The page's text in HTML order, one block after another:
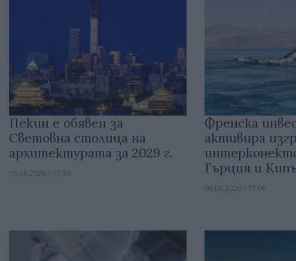
Пекин е обявен за
Световна столица на
архитектурата за 2029 г.
06.08.2026 / 17:30
Френска
активира
Гърция и
06.08.2026 / 17:06